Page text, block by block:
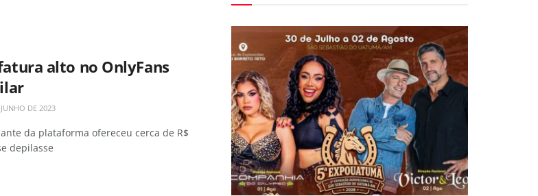
alto no OnlyFans
DE 2023
da plataforma ofereceu cerca de R$
depilasse